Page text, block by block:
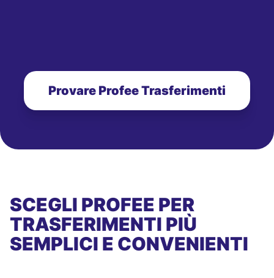
Provare Profee Trasferimenti
SCEGLI PROFEE PER
TRASFERIMENTI PIÙ
SEMPLICI E CONVENIENTI